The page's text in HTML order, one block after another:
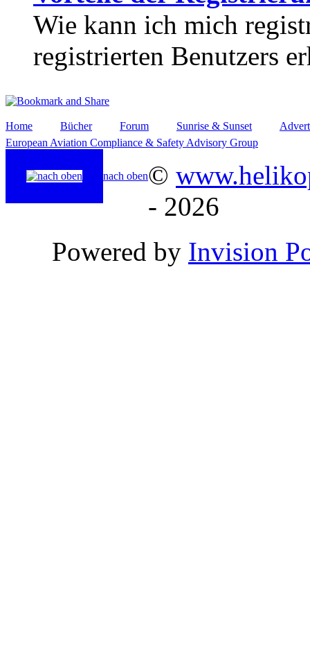
Wie kann ich mich
registrierten Benutzers
Home Bücher Forum Sunrise & Sunset
European Aviation Compliance & Safety Advisory Group
nach oben©
- 2026
Powered by Invision